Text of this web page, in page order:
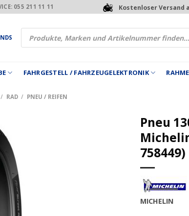
055 211 11 11 Kostenloser Versand
Products
search
FAHRGESTELL / FAHRZEUGELEKTRONIK
/ RAD / PNEU / REIFEN
Pneu
758449)
MICHELIN